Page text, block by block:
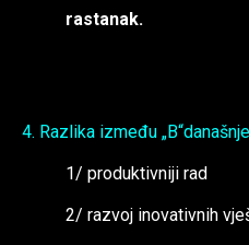
rastanak.
4. Razlika između
1/ produktivniji rad
2/ razvoj inovativnih